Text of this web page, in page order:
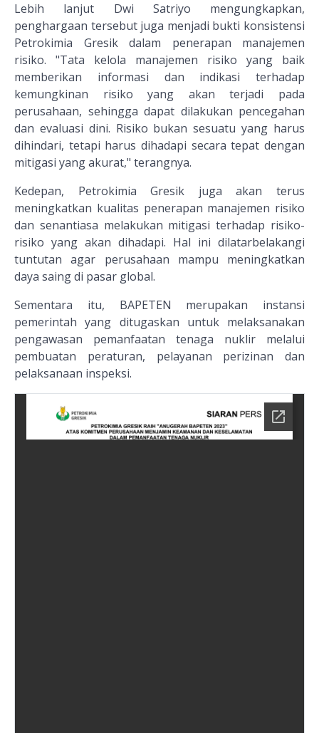
Lebih lanjut Dwi Satriyo mengungkapkan,
penghargaan tersebut juga menjadi bukti konsistensi
Petrokimia Gresik dalam penerapan manajemen
risiko. "Tata kelola manajemen risiko yang baik
memberikan informasi dan indikasi terhadap
kemungkinan risiko yang akan terjadi pada
perusahaan, sehingga dapat dilakukan pencegahan
dan evaluasi dini. Risiko bukan sesuatu yang harus
dihindari, tetapi harus dihadapi secara tepat dengan
mitigasi yang akurat," terangnya.
Kedepan, Petrokimia Gresik juga akan terus
meningkatkan kualitas penerapan manajemen risiko
dan senantiasa melakukan mitigasi terhadap risiko-
risiko yang akan dihadapi. Hal ini dilatarbelakangi
tuntutan agar perusahaan mampu meningkatkan
daya saing di pasar global.
Sementara itu, BAPETEN merupakan instansi
pemerintah yang ditugaskan untuk melaksanakan
pengawasan pemanfaatan tenaga nuklir melalui
pembuatan peraturan, pelayanan perizinan dan
pelaksanaan inspeksi.